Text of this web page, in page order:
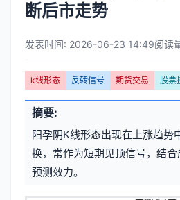
断后市走势
章
元
信
息
发表时间: 2026-06-23 14:49阅读
文
章
标
签
k线形态 反转信号 期货交易 股票
摘要:
阳孕阴K线形态出现在上涨趋势
换，常作为短期见顶信号，结
预测效力。